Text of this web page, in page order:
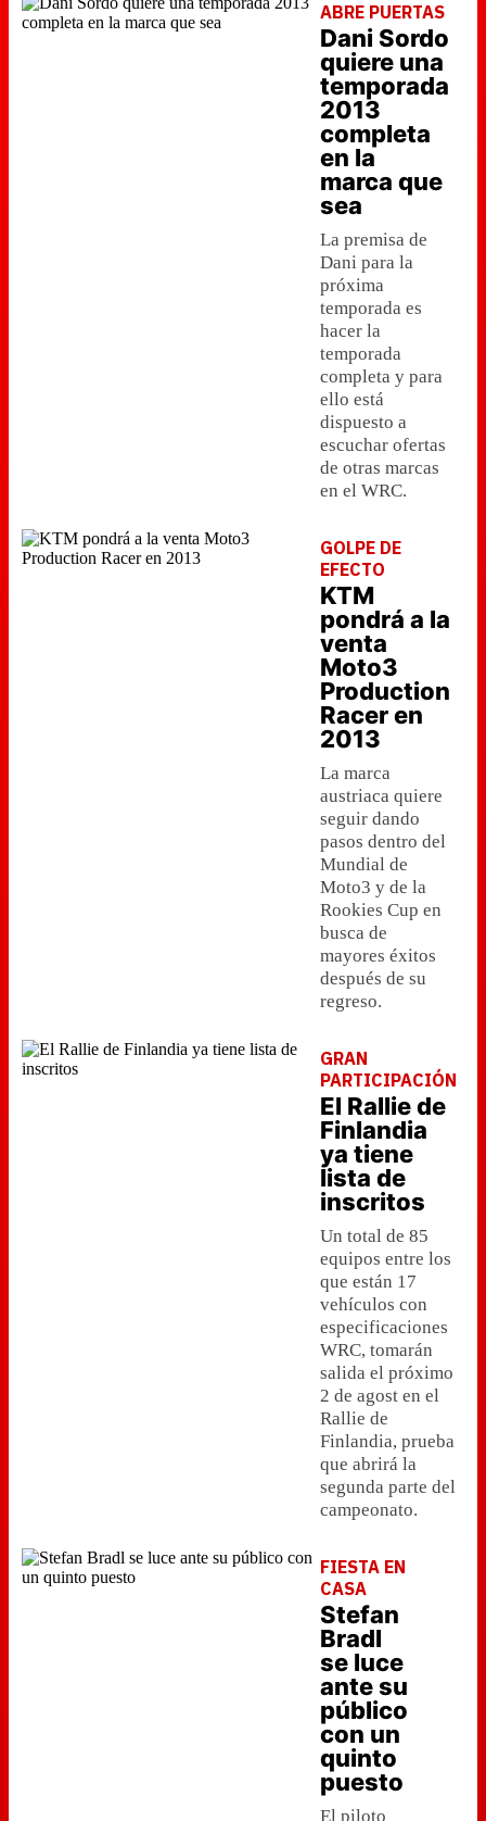
ABRE PUERTAS
Dani Sordo
quiere una
temporada
2013
completa
en la
marca que
sea
La premisa de
Dani para la
próxima
temporada es
hacer la
temporada
completa y para
ello está
dispuesto a
escuchar ofertas
de otras marcas
en el WRC.
GOLPE DE
EFECTO
KTM
pondrá a la
venta
Moto3
Production
Racer en
2013
La marca
austriaca quiere
seguir dando
pasos dentro del
Mundial de
Moto3 y de la
Rookies Cup en
busca de
mayores éxitos
después de su
regreso.
GRAN
PARTICIPACIÓN
El Rallie de
Finlandia
ya tiene
lista de
inscritos
Un total de 85
equipos entre los
que están 17
vehículos con
especificaciones
WRC, tomarán
salida el próximo
2 de agost en el
Rallie de
Finlandia, prueba
que abrirá la
segunda parte del
campeonato.
FIESTA EN
CASA
Stefan
Bradl
se luce
ante su
público
con un
quinto
puesto
El piloto